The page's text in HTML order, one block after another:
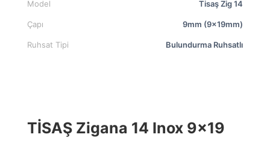
Model Tisaş Zig 14
Çapı 9mm (9x19mm)
Ruhsat Tipi Bulundurma Ruhsatlı
TİSAŞ Zigana 14 Inox 9×19